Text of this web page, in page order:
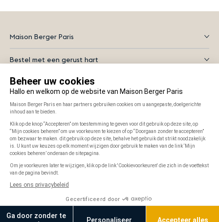
Kunnen wij u helpen?...Plaats in winkelwagen
Maison Berger Paris
Bestel met een gerust hart
Alles wat je moet weten
VisaMastercard
iDEAL
Riverty